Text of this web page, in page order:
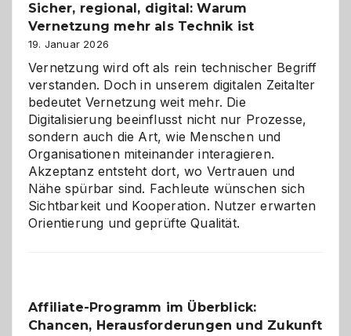
ein
dreifaches
Alaaf!
Sicher, regional, digital: Warum
Vernetzung mehr als Technik ist
19. Januar 2026
Vernetzung wird oft als rein technischer Begriff
verstanden. Doch in unserem digitalen Zeitalter
bedeutet Vernetzung weit mehr. Die
Digitalisierung beeinflusst nicht nur Prozesse,
sondern auch die Art, wie Menschen und
Organisationen miteinander interagieren.
Akzeptanz entsteht dort, wo Vertrauen und
Nähe spürbar sind. Fachleute wünschen sich
Sichtbarkeit und Kooperation. Nutzer erwarten
Orientierung und geprüfte Qualität.
Affiliate-Programm im Überblick:
Chancen, Herausforderungen und Zukunft